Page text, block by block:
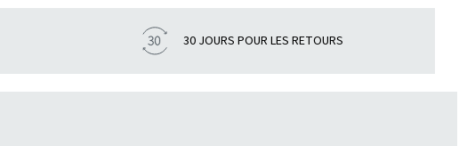
30 JOURS POUR LES RETOURS